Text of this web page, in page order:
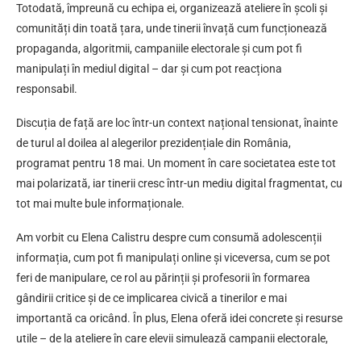
Totodată, împreună cu echipa ei, organizează ateliere în școli și
comunități din toată țara, unde tinerii învață cum funcționează
propaganda, algoritmii, campaniile electorale și cum pot fi
manipulați în mediul digital – dar și cum pot reacționa
responsabil.
Discuția de față are loc într-un context național tensionat, înainte
de turul al doilea al alegerilor prezidențiale din România,
programat pentru 18 mai. Un moment în care societatea este tot
mai polarizată, iar tinerii cresc într-un mediu digital fragmentat, cu
tot mai multe bule informaționale.
Am vorbit cu Elena Calistru despre cum consumă adolescenții
informația, cum pot fi manipulați online și viceversa, cum se pot
feri de manipulare, ce rol au părinții și profesorii în formarea
gândirii critice și de ce implicarea civică a tinerilor e mai
importantă ca oricând. În plus, Elena oferă idei concrete și resurse
utile – de la ateliere în care elevii simulează campanii electorale,